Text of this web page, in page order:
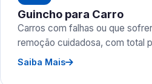
Guincho para Carro
Carros com falhas ou que
remoção cuidadosa, com total
Saiba Mais